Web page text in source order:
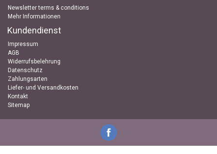
Newsletter terms & conditions
Mehr Informationen
Kundendienst
Impressum
AGB
Widerrufsbelehrung
Datenschutz
Zahlungsarten
Liefer- und Versandkosten
Kontakt
Sitemap